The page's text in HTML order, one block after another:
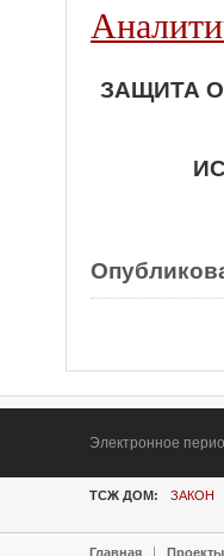
ЗАЩИТА
Электронное
ТСЖ ДОМ: ЗАКОН
Главная Проекты